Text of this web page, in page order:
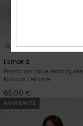
Lomond
Pantalon taille élastiquée
Marron Femme
65,00 €
NOUVEAUTÉ